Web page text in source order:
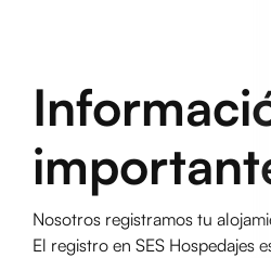
Nosotros registramos tu
El registro en SES Hospedajes